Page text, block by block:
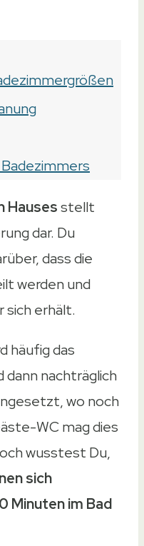
Hausesstellt
dar. Du
dass die
werden und
sich erhält.
häufig das
dann nachträglich
wo noch
WC mag dies
wusstest Du,
sich
Minuten im Bad